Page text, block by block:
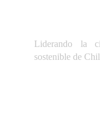
Liderando la
sostenible de